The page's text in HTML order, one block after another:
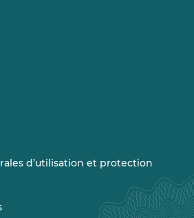
d’utilisation et protection